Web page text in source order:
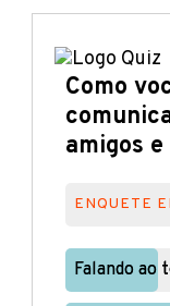
Como
amigos
ENQUETE
Falando ao
Falando ao